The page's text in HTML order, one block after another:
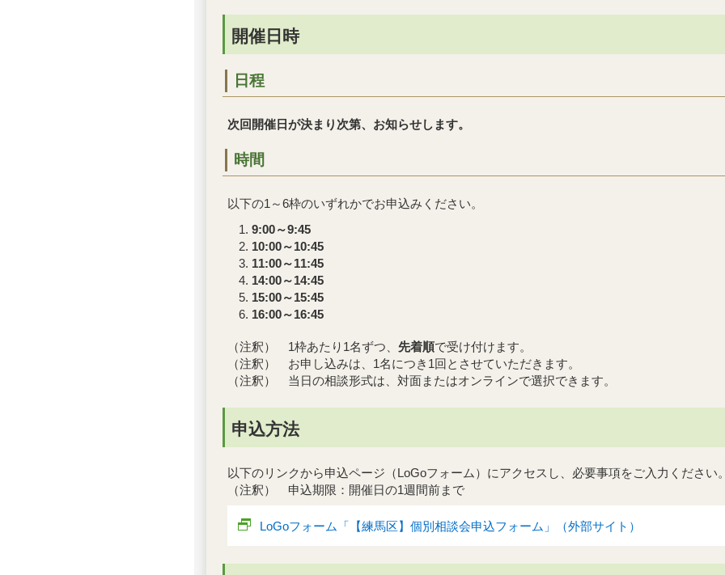
開催日時
日程
次回開催日が決まり次第、お知らせします。
時間
以下の1～6枠のいずれかでお申込みください。
9:00～9:45
10:00～10:45
11:00～11:45
14:00～14:45
15:00～15:45
16:00～16:45
（注釈） 1枠あたり1名ずつ、 先着順で受け付けます。
（注釈） お申し込みは、1名につき1回とさせていただきます。
（注釈） 当日の相談形式は、対面またはオンラインで選択できます。
申込方法
以下のリンクから申込ページ（LoGoフォーム）にアクセスし、必要事項をご入力ください
（注釈） 申込期限：開催日の1週間前まで
LoGoフォーム「【練馬区】個別相談会申込フォーム」（外部サイト）